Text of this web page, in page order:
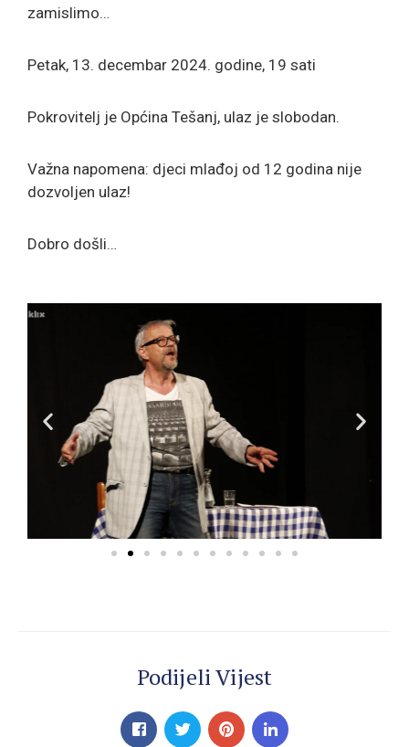
zamislimo…
Petak, 13. decembar 2024. godine, 19 sati
Pokrovitelj je Općina Tešanj, ulaz je slobodan.
Važna napomena: djeci mlađoj od 12 godina nije
dozvoljen ulaz!
Dobro došli…
Podijeli Vijest